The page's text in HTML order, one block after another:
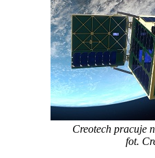
Creotech pracuje
fot.